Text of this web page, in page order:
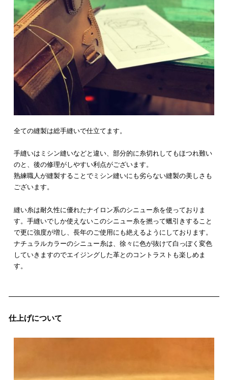
全ての縫製は総手縫いで仕立てます。
手縫いはミシン縫いなどと違い、部分的に糸切れしてもほつれ難い
のと、後の修理がしやすい利点がございます。
熟練職人が縫製することでミシン縫いにも劣らない縫製の美しさも
ございます。
縫い糸は耐久性に優れたナイロン系のシニュー糸を使っておりま
す。手縫いでしか使えないこのシニュー糸を撚って蠟引きすること
で更に強度が増し、長年のご使用にも絶えるようにしております。
ナチュラルカラーのシニュー糸は、徐々に色が抜けて白っぽく変色
していきますのでエイジングした革とのコントラストも楽しめま
す。
仕上げについて